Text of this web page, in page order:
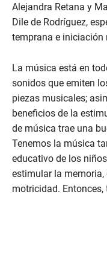
Alejandra Retana y
Dile de Rodríguez,
temprana e iniciación
La música está en
sonidos que emiten
piezas musicales;
beneficios de la
de música trae una
Tenemos la música
educativo de los
estimular la memoria,
motricidad. Entonces,